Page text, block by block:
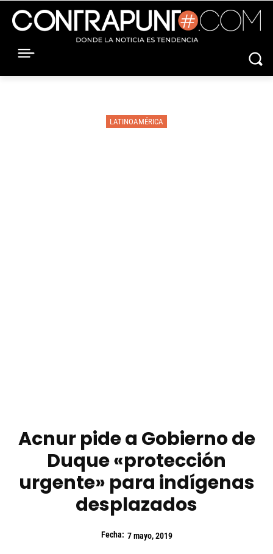
LATINOAMÉRICA
Acnur pide a Gobierno de
Duque «protección
urgente» para indígenas
desplazados
Fecha: 7 mayo, 2019